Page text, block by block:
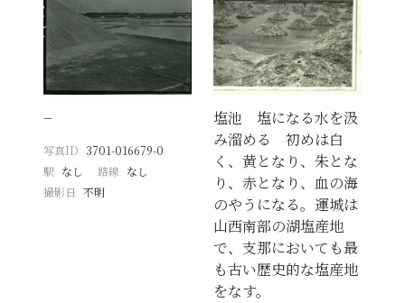
−
写真ID 3701-016679-0
駅 なし 路線 なし
撮影日
不明
塩池 塩になる水を汲
み溜める 初めは白
く、黄となり、朱とな
り、赤となり、血の海
のやうになる。運城は
山西南部の湖塩産地
で、支那においても最
も古い歴史的な塩産地
をなす。